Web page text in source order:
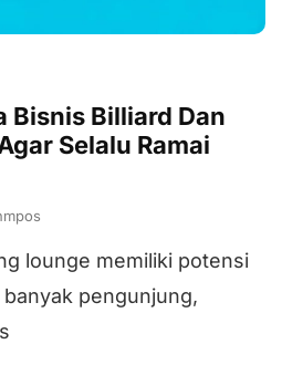
Bisnis Billiard Dan
Selalu Ramai
lounge memiliki potensi
pengunjung,